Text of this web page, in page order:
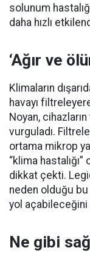
solunum
daha hızlı
‘Ağır ve
Klimaların
havayı
Noyan,
vurguladı.
ortama mikrop
“klima
dikkat çekti.
neden olduğu bu
yol açabileceğini
Ne gibi